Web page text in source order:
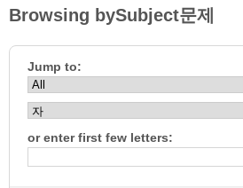
Browsing bySubject문제
Jump to:
or enter first few letters: